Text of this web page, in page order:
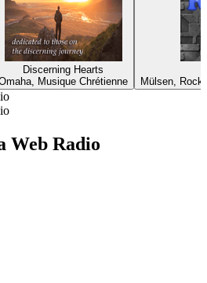
Discerning Hearts
Musique Chrétienne
Mülsen,
Web Radio